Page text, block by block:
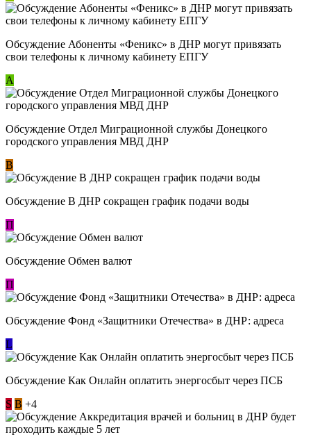
Обсуждение ​Абоненты «Феникс» в ДНР могут привязать
свои телефоны к личному кабинету ЕПГУ
А
Обсуждение Отдел Миграционной службы Донецкого
городского управления МВД ДНР
В
Обсуждение В ДНР сокращен график подачи воды
П
Обсуждение Обмен валют
П
Обсуждение Фонд «Защитники Отечества» в ДНР: адреса
L
Обсуждение ​Как Онлайн оплатить энергосбыт через ПСБ
S В +4